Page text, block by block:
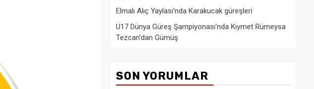
Elmalı Alıç Yaylası’nda Karakucak güreşleri
U17 Dünya Güreş Şampiyonası’nda Kıymet Rümeysa
Tezcan’dan Gümüş
SON YORUMLAR